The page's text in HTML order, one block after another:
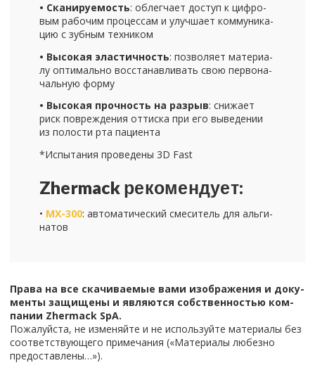
• Ска­ни­ру­е­мость: об­лег­ча­ет до­ступ к циф­ро­
вым ра­бо­чим про­цес­сам и улуч­ша­ет ком­му­ни­ка­
цию с зуб­ным тех­ни­ком
• Вы­со­кая эла­стич­ность: поз­во­ля­ет ма­те­ри­а­
лу оп­ти­маль­но вос­ста­нав­ли­вать свою пер­во­на­
чаль­ную форму
• Вы­со­кая проч­ность на раз­рыв: сни­жа­ет
риск по­вре­жде­ния от­тис­ка при его вы­ве­де­нии
из по­ло­сти рта па­ци­ен­та
*Ис­пы­та­ния про­ве­де­ны 3D Fast
Zhermack ре­ко­мен­ду­ет:
• MX-300: ав­то­ма­ти­че­ский сме­си­тель для аль­ги­
на­тов
Права на все ска­чи­ва­е­мые вами изоб­ра­же­ния и до­ку­
мен­ты за­щи­ще­ны и яв­ля­ют­ся соб­ствен­но­стью ком­
па­нии Zhermack SpA.
По­жа­луй­ста, не из­ме­няй­те и не ис­поль­зуй­те ма­те­ри­а­лы без
со­от­вет­ству­ю­ще­го при­ме­ча­ния («Ма­те­ри­а­лы лю­без­но
предо­став­ле­ны…»).